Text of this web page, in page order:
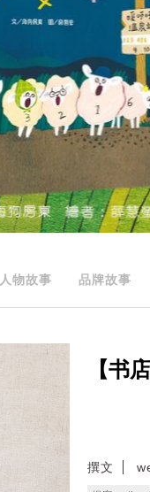
人物故事 品牌故事
【书
撰文